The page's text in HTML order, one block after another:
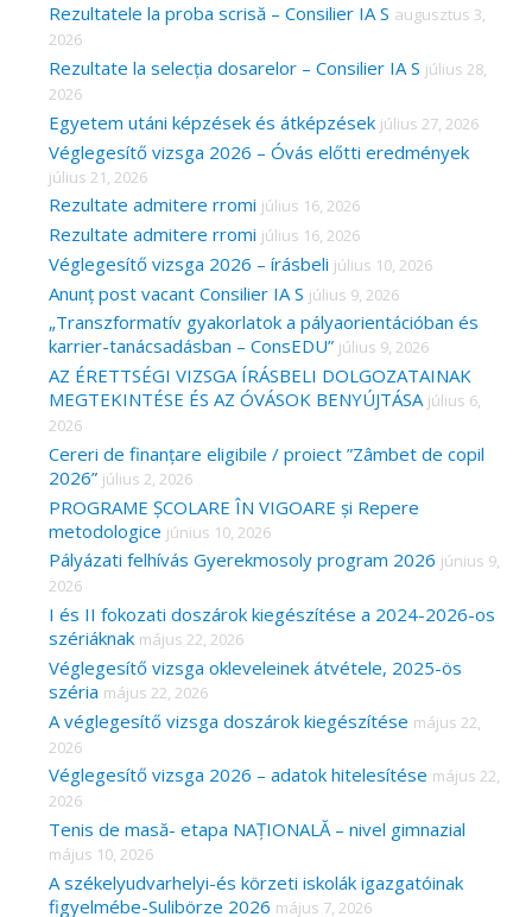
h
f
o
r
:
Rezultatele la proba scrisă – Consilier IA S augusztus 3,
2026
Rezultate la selecția dosarelor – Consilier IA S július 28,
2026
Egyetem utáni képzések és átképzések július 27, 2026
Véglegesítő vizsga 2026 – Óvás előtti eredmények
július 21, 2026
Rezultate admitere rromi július 16, 2026
Rezultate admitere rromi július 16, 2026
Véglegesítő vizsga 2026 – írásbeli július 10, 2026
Anunț post vacant Consilier IA S július 9, 2026
„Transzformatív gyakorlatok a pályaorientációban és
karrier-tanácsadásban – ConsEDU” július 9, 2026
AZ ÉRETTSÉGI VIZSGA ÍRÁSBELI DOLGOZATAINAK
MEGTEKINTÉSE ÉS AZ ÓVÁSOK BENYÚJTÁSA július 6,
2026
Cereri de finanțare eligibile / proiect ”Zâmbet de copil
2026” július 2, 2026
PROGRAME ȘCOLARE ÎN VIGOARE și Repere
metodologice június 10, 2026
Pályázati felhívás Gyerekmosoly program 2026 június 9,
2026
I és II fokozati doszárok kiegészítése a 2024-2026-os
szériáknak május 22, 2026
Véglegesítő vizsga okleveleinek átvétele, 2025-ös
széria május 22, 2026
A véglegesítő vizsga doszárok kiegészítése május 22,
2026
Véglegesítő vizsga 2026 – adatok hitelesítése május 22,
2026
Tenis de masă- etapa NAȚIONALĂ – nivel gimnazial
május 10, 2026
A székelyudvarhelyi-és körzeti iskolák igazgatóinak
figyelmébe-Sulibörze 2026 május 7, 2026